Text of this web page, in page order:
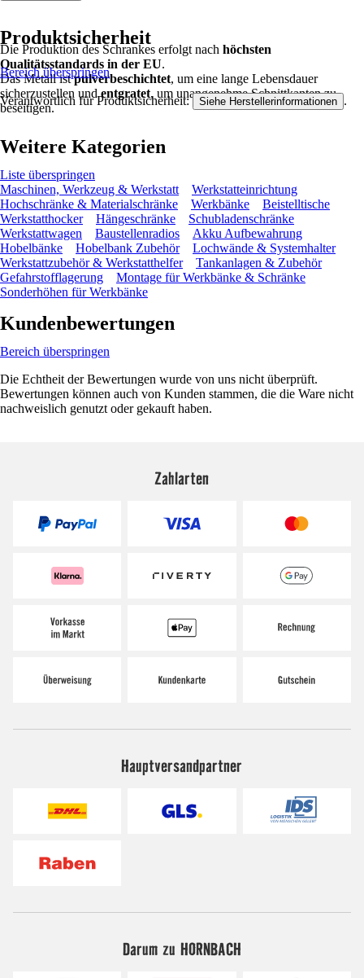
Die Produktion des Schrankes erfolgt nach höchsten
Qualitätsstandards in der EU.
Das Metall istpulverbeschichtet, um eine lange Lebensdauer
sicherzustellen undentgratet, um unangenehme Schnittkanten zu
beseitigen.
Produktsicherheit
Bereich überspringen
Verantwortlich für Produktsicherheit: Siehe Herstellerinformationen .
Weitere Kategorien
Liste überspringen
Maschinen, Werkzeug & Werkstatt
Werkstatteinrichtung
Hochschränke & Materialschränke
Werkbänke
Beistelltische
Werkstatthocker
Hängeschränke
Schubladenschränke
Werkstattwagen
Baustellenradios
Akku Aufbewahrung
Hobelbänke
Hobelbank Zubehör
Lochwände & Systemhalter
Werkstattzubehör & Werkstatthelfer
Tankanlagen & Zubehör
Gefahrstofflagerung
Montage für Werkbänke & Schränke
Sonderhöhen für Werkbänke
Kundenbewertungen
Bereich überspringen
Die Echtheit der Bewertungen wurde von uns nicht überprüft.
Bewertungen können auch von Kunden stammen, die die Ware nicht
nachweislich genutzt oder gekauft haben.
Zahlarten
Hauptversandpartner
Darum zu HORNBACH